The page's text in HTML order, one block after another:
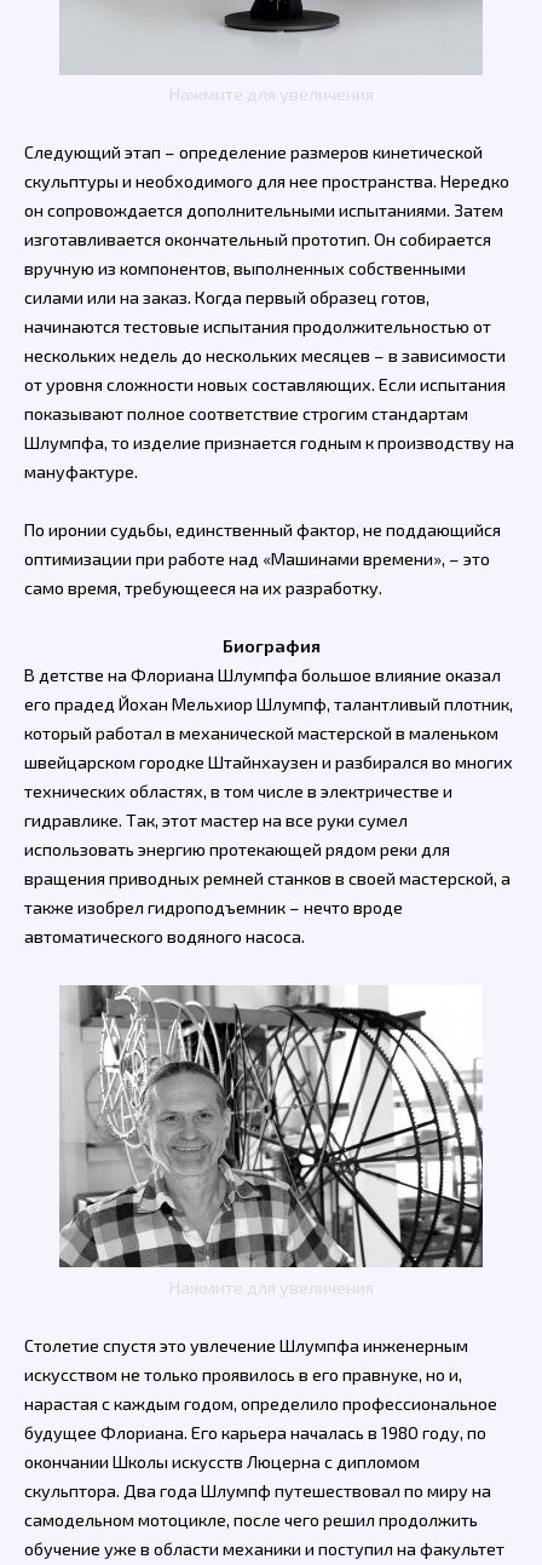
Нажмите для увеличения
Следующий этап – определение размеров кинетической
скульптуры и необходимого для нее пространства. Нередко
он сопровождается дополнительными испытаниями. Затем
изготавливается окончательный прототип. Он собирается
вручную из компонентов, выполненных собственными
силами или на заказ. Когда первый образец готов,
начинаются тестовые испытания продолжительностью от
нескольких недель до нескольких месяцев – в зависимости
от уровня сложности новых составляющих. Если испытания
показывают полное соответствие строгим стандартам
Шлумпфа, то изделие признается годным к производству на
мануфактуре.
По иронии судьбы, единственный фактор, не поддающийся
оптимизации при работе над «Машинами времени», – это
само время, требующееся на их разработку.
Биография
В детстве на Флориана Шлумпфа большое влияние оказал
его прадед Йохан Мельхиор Шлумпф, талантливый плотник,
который работал в механической мастерской в маленьком
швейцарском городке Штайнхаузен и разбирался во многих
технических областях, в том числе в электричестве и
гидравлике. Так, этот мастер на все руки сумел
использовать энергию протекающей рядом реки для
вращения приводных ремней станков в своей мастерской, а
также изобрел гидроподъемник – нечто вроде
автоматического водяного насоса.
Нажмите для увеличения
Столетие спустя это увлечение Шлумпфа инженерным
искусством не только проявилось в его правнуке, но и,
нарастая с каждым годом, определило профессиональное
будущее Флориана. Его карьера началась в 1980 году, по
окончании Школы искусств Люцерна с дипломом
скульптора. Два года Шлумпф путешествовал по миру на
самодельном мотоцикле, после чего решил продолжить
обучение уже в области механики и поступил на факультет